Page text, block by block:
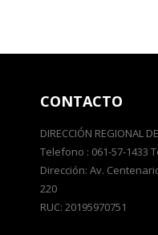
CONTACTO
DIRECCIÓN REGIONAL
Telefono : 061-57-1433
Dirección: Av.
220
RUC: 20195970751